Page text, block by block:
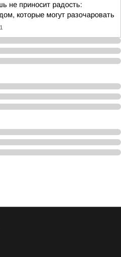
не приносит радость:
которые могут разочаровать